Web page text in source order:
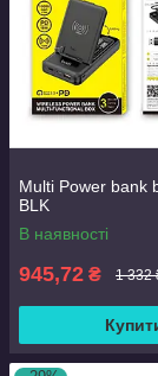
Multi Power bank
BLK
В наявності
945,72 ₴ 1 332